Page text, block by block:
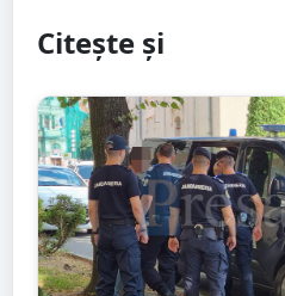
Citește și